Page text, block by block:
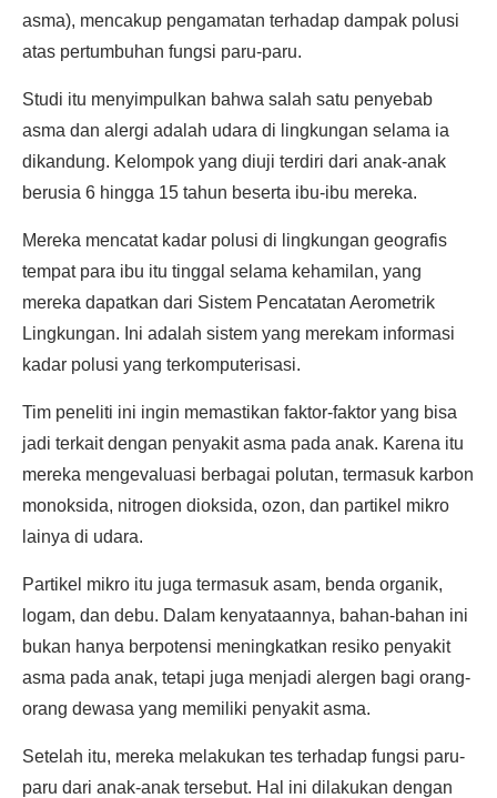
asma), mencakup pengamatan terhadap dampak polusi
atas pertumbuhan fungsi paru-paru.
Studi itu menyimpulkan bahwa salah satu penyebab
asma dan alergi adalah udara di lingkungan selama ia
dikandung. Kelompok yang diuji terdiri dari anak-anak
berusia 6 hingga 15 tahun beserta ibu-ibu mereka.
Mereka mencatat kadar polusi di lingkungan geografis
tempat para ibu itu tinggal selama kehamilan, yang
mereka dapatkan dari Sistem Pencatatan Aerometrik
Lingkungan. Ini adalah sistem yang merekam informasi
kadar polusi yang terkomputerisasi.
Tim peneliti ini ingin memastikan faktor-faktor yang bisa
jadi terkait dengan penyakit asma pada anak. Karena itu
mereka mengevaluasi berbagai polutan, termasuk karbon
monoksida, nitrogen dioksida, ozon, dan partikel mikro
lainya di udara.
Partikel mikro itu juga termasuk asam, benda organik,
logam, dan debu. Dalam kenyataannya, bahan-bahan ini
bukan hanya berpotensi meningkatkan resiko penyakit
asma pada anak, tetapi juga menjadi alergen bagi orang-
orang dewasa yang memiliki penyakit asma.
Setelah itu, mereka melakukan tes terhadap fungsi paru-
paru dari anak-anak tersebut. Hal ini dilakukan dengan